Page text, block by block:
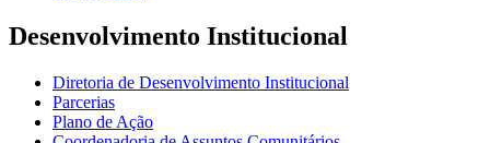
Desenvolvimento Institucional
Diretoria de Desenvolvimento Institucional
Parcerias
Plano de Ação